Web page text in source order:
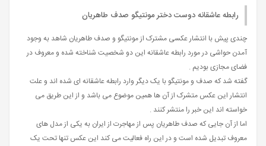
رابطه عاشقانه دوست دختر مونتیگو صدف طاهریان
چندی پیش با انتشار عکسی مشترک از مونتیگو و صدف طاهریان شاهد به وجود
آمدن حواشی در مورد رابطه عاشقانه این دو شخصیت شناخته شده و معروف در
فضای مجازی بودیم .
گفته شد که صدف و مونتیگو با یک دیگر وارد رابطه عاشقانه ای شده اند و علت
انتشار این عکس متشرک از آن ها همین موضوع می باشد و از این طریق می
خواسته اند این خبر را منتشر کنند .
اما از آن جایی که صدف طاهریان پس از مهاجرت از ایران به یکی از مدل های
معروف تبدیل شده است و در این راه فعالیت می کند این عکس تنها تحت یک